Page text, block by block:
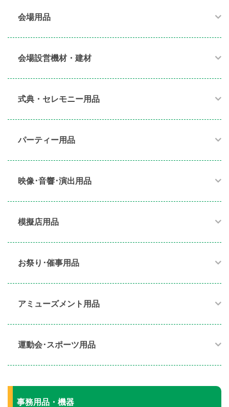
会場用品
会場設営機材・建材
式典・セレモニー用品
パーティー用品​
映像･音響･演出用品​
模擬店用品​
お祭り･催事用品​
アミューズメント用品​
運動会･スポーツ用品​
事務用品・機器